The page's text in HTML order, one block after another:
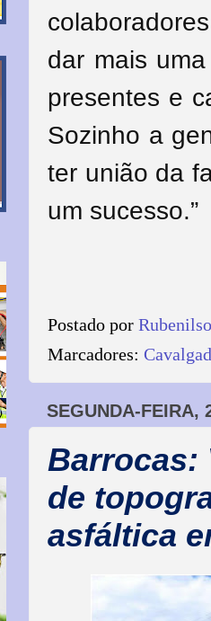
dar mais
presentes e
Sozinho a
ter união da
um sucesso.”
Postado por
Marcadores:
SEGUNDA-FEIRA,
Barrocas:
de
asfáltica